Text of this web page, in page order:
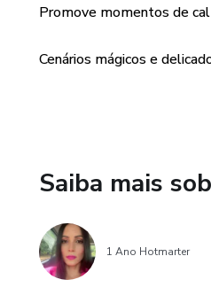
Promove momentos de
Cenários mágicos e
Saiba mais
1 Ano Hotmarter